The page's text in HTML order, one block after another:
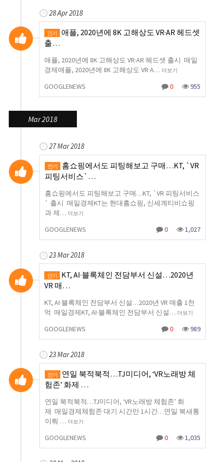
28 Apr 2018
인기
애플, 2020년에 8K 고해상도 VR·AR 헤드셋
출…
애플, 2020년에 8K 고해상도 VR·AR 헤드셋 출시 매일
경제애플, 2020년에 8K 고해상도 VR·A… 더보기
GOOGLENEWS 0 955
Mar 2018
27 Mar 2018
인기
홈쇼핑에서도 피팅해보고 구매…KT, `VR
피팅서비스`…
홈쇼핑에서도 피팅해보고 구매…KT, `VR 피팅서비스
` 출시 매일경제KT는 현대홈쇼핑, 신세계티비쇼핑
과 제… 더보기
GOOGLENEWS 0 1,027
23 Mar 2018
인기
KT, AI·블록체인 전담부서 신설…2020년
VR 매…
KT, AI·블록체인 전담부서 신설…2020년 VR 매출 1천
억 매일경제KT, AI·블록체인 전담부서 신설… 더보기
GOOGLENEWS 0 989
23 Mar 2018
인기
연일 북적북적…TJ미디어, ‘VR노래방 체
험존’ 화제 …
연일 북적북적…TJ미디어, ‘VR노래방 체험존’ 화
제 매일경제체험존 대기 시간만 1시간…연일 북새통
이뤄 … 더보기
GOOGLENEWS 0 1,035